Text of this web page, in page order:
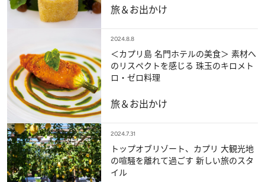
旅＆お出かけ
2024.8.8
＜カプリ島 名門ホテルの美食＞ 素材へ
のリスペクトを感じる 珠玉のキロメト
ロ・ゼロ料理
旅＆お出かけ
2024.7.31
トップオブリゾート、カプリ 大観光地
の喧騒を離れて過ごす 新しい旅のスタ
イル